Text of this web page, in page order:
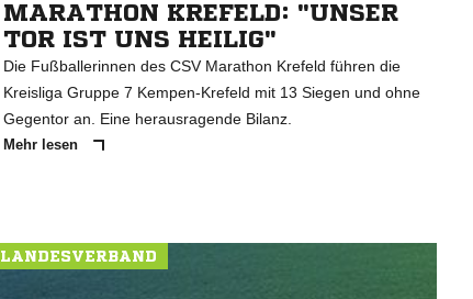
MARATHON KREFELD: "UNSER
TOR IST UNS HEILIG"
Die Fußballerinnen des CSV Marathon Krefeld führen die
Kreisliga Gruppe 7 Kempen-Krefeld mit 13 Siegen und ohne
Gegentor an. Eine herausragende Bilanz.
Mehr lesen
LANDESVERBAND